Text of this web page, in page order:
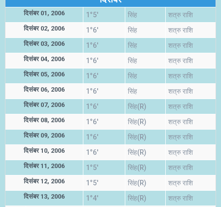
दिसंबर 01, 2006 1°5' सिंह शत्रु राशि
दिसंबर 02, 2006 1°6' सिंह शत्रु राशि
दिसंबर 03, 2006 1°6' सिंह शत्रु राशि
दिसंबर 04, 2006 1°6' सिंह शत्रु राशि
दिसंबर 05, 2006 1°6' सिंह शत्रु राशि
दिसंबर 06, 2006 1°6' सिंह शत्रु राशि
दिसंबर 07, 2006 1°6' सिंह(R) शत्रु राशि
दिसंबर 08, 2006 1°6' सिंह(R) शत्रु राशि
दिसंबर 09, 2006 1°6' सिंह(R) शत्रु राशि
दिसंबर 10, 2006 1°6' सिंह(R) शत्रु राशि
दिसंबर 11, 2006 1°5' सिंह(R) शत्रु राशि
दिसंबर 12, 2006 1°5' सिंह(R) शत्रु राशि
दिसंबर 13, 2006 1°4' सिंह(R) शत्रु राशि